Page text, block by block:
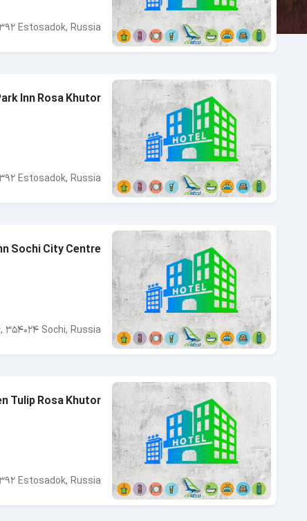
Estosadok, Russia
Inn Rosa Khutor
Estosadok, Russia
Sochi City Centre
354024 Sochi, Russia
Tulip Rosa Khutor
Estosadok, Russia